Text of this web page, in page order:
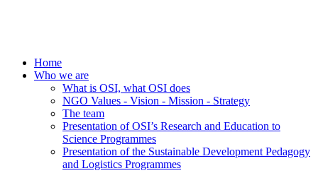
Home
Who we are
What is OSI, what OSI does
NGO Values - Vision - Mission - Strategy
The team
Presentation of OSI’s Research and Education to
Science Programmes
Presentation of the Sustainable Development Pedagogy
and Logistics Programmes